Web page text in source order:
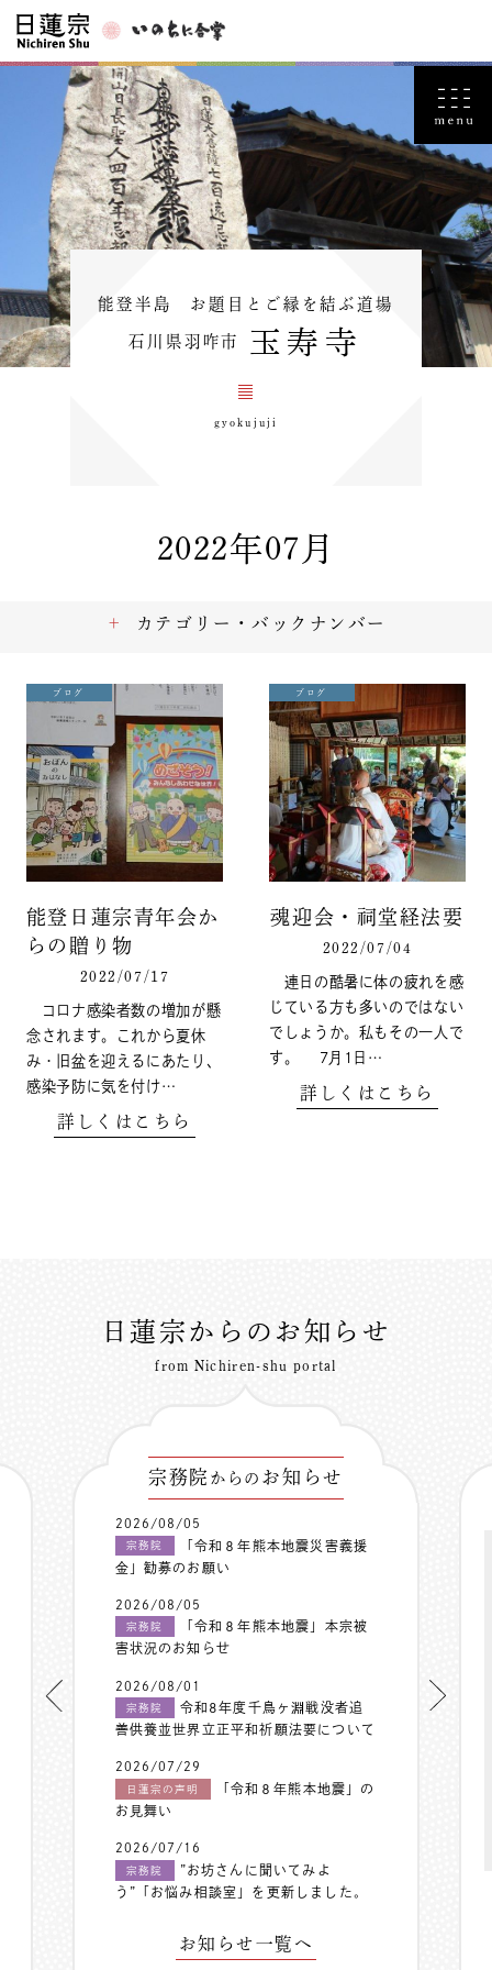
能登半島 お題目とご縁を結ぶ道場
石川県羽咋市 玉寿寺
gyokujuji
2022年07月
ブログ
能登日蓮宗青年会か
らの贈り物
2022/07/17
コロナ感染者数の増加が懸
念されます。これから夏休
み・旧盆を迎えるにあたり、
感染予防に気を付け…
詳しくはこちら
ブログ
魂迎会・祠堂経法要
2022/07/04
連日の酷暑に体の疲れを感
じている方も多いのではない
でしょうか。私もその一人で
す。 7月1日…
詳しくはこちら
カテゴリー・バックナンバー
日蓮宗からのお知らせ
from Nichiren-shu portal
宗務院 からの お知らせ
2026/08/05
宗務院
「令和８年熊本地震災害義援
金」勧募のお願い
2026/08/05
宗務院
「令和８年熊本地震」本宗被
害状況のお知らせ
2026/08/01
宗務院
令和8年度千鳥ヶ淵戦没者追
善供養並世界立正平和祈願法要について
2026/07/29
日蓮宗の声明
「令和８年熊本地震」の
お見舞い
2026/07/16
宗務院
”お坊さんに聞いてみよ
う”「お悩み相談室」を更新しました。
お知らせ一覧へ